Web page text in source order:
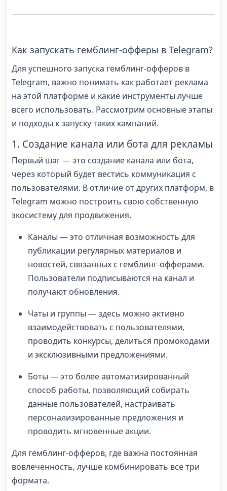
Как запускать гемблинг-офферы в Telegram?
Для успешного запуска гемблинг-офферов в
Telegram, важно понимать как работает реклама
на этой платформе и какие инструменты лучше
всего использовать. Рассмотрим основные этапы
и подходы к запуску таких кампаний.
1. Создание канала или бота для рекламы
Первый шаг — это создание канала или бота,
через который будет вестись коммуникация с
пользователями. В отличие от других платформ, в
Telegram можно построить свою собственную
экосистему для продвижения.
Каналы — это отличная возможность для
публикации регулярных материалов и
новостей, связанных с гемблинг-офферами.
Пользователи подписываются на канал и
получают обновления.
Чаты и группы — здесь можно активно
взаимодействовать с пользователями,
проводить конкурсы, делиться промокодами
и эксклюзивными предложениями.
Боты — это более автоматизированный
способ работы, позволяющий собирать
данные пользователей, настраивать
персонализированные предложения и
проводить мгновенные акции.
Для гемблинг-офферов, где важна постоянная
вовлеченность, лучше комбинировать все три
формата.